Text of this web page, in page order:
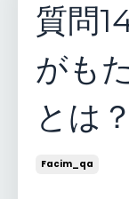
質問
がも
とは？
Facim_qa